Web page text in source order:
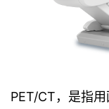
PET/CT，是指用